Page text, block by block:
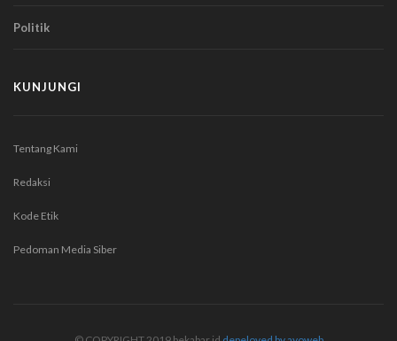
Politik
KUNJUNGI
Tentang Kami
Redaksi
Kode Etik
Pedoman Media Siber